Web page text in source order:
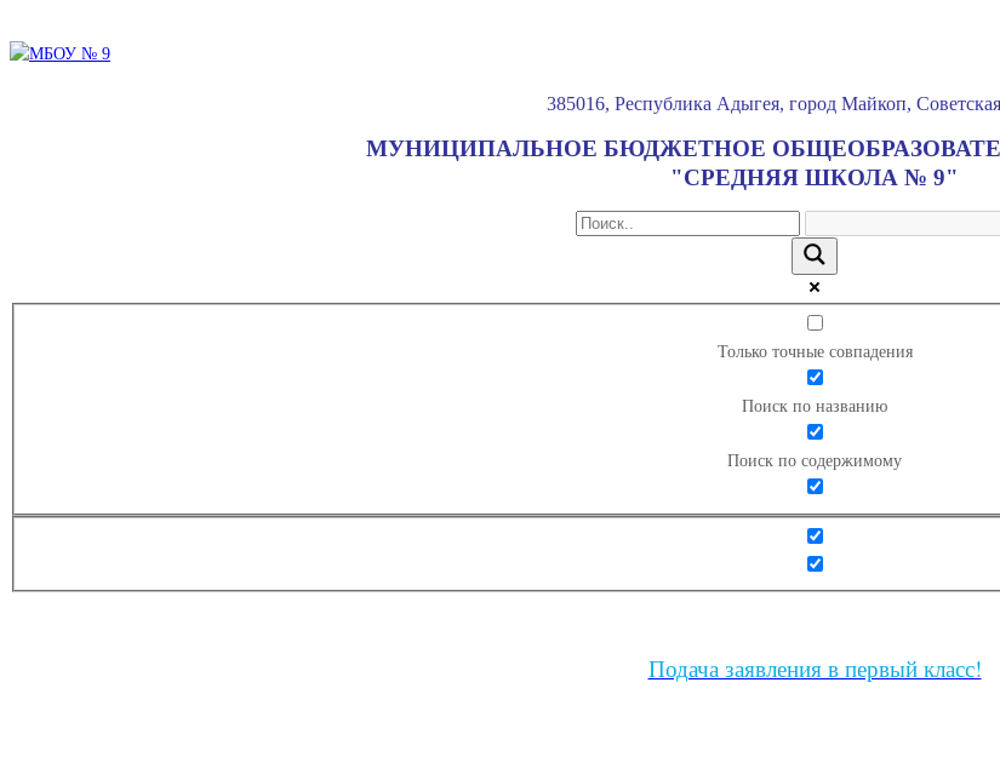
385016, Республика Адыгея, город Майкоп,
МУНИЦИПАЛЬНОЕ БЮДЖЕТНОЕ
"СРЕДНЯЯ ШКОЛА № 9"
Только точные совпадения
Поиск по названию
Поиск по содержимому
Подача заявления в первый класс!